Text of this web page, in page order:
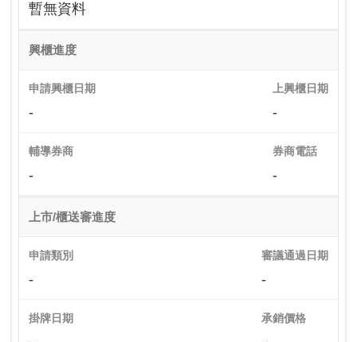
暫無資料
興櫃進度
申請興櫃日期
-
上興櫃日期
-
輔導券商
-
券商電話
-
上市/櫃送審進度
申請類別
-
審議通過日期
-
掛牌日期 承銷價格